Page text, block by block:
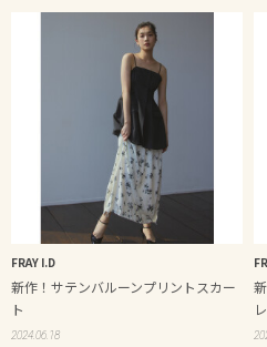
FRAY I.D
新作！サテンバルーンプリントスカー
ト
2024.06.18